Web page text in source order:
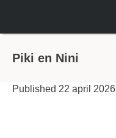
Piki en Nini
Published 22 april 2026